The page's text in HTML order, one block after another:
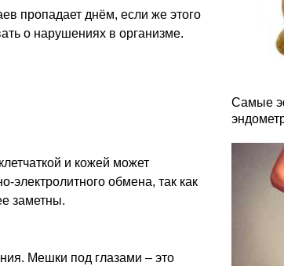
пропадает днём, если же этого
о нарушениях в организме.
и кожей может
электролитного обмена, так как
заметны.
Мешки под глазами – это
Самые